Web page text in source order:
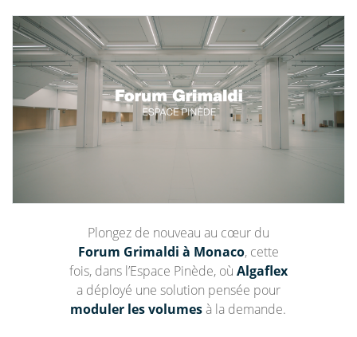
RÉALISATIONS
ACTUALITÉS
Plongez de nouveau au cœur du
Forum Grimaldi à Monaco, cette
fois, dans l’Espace Pinède, où Algaflex
a déployé une solution pensée pour
moduler les volumesà la demande.